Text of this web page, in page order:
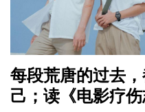
每段荒唐的过去
己；读《电影疗